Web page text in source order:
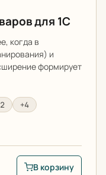
для 1С
когда в
и
формирует
+4
В корзину:
В корзину